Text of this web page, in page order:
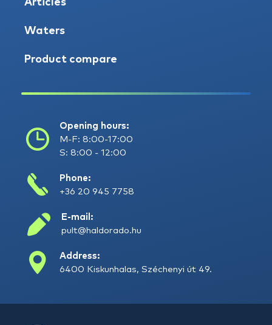
Articles
Waters
Product compare
Opening hours:
M-F: 8:00-17:00
S: 8:00 - 12:00
Phone:
+36 20 945 7758
E-mail:
pult@haldorado.hu
Address:
6400 Kiskunhalas, Széchenyi út 49.